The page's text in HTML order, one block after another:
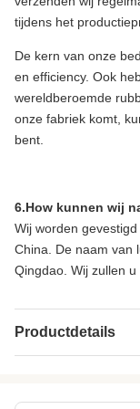
tijdens het
De kern van onze
en efficiency. Ook
wereldberoemde
onze fabriek komt,
bent.
6.How kunnen wij
Wij worden
China. De naam van
Qingdao. Wij zullen
Productdetails
Transport